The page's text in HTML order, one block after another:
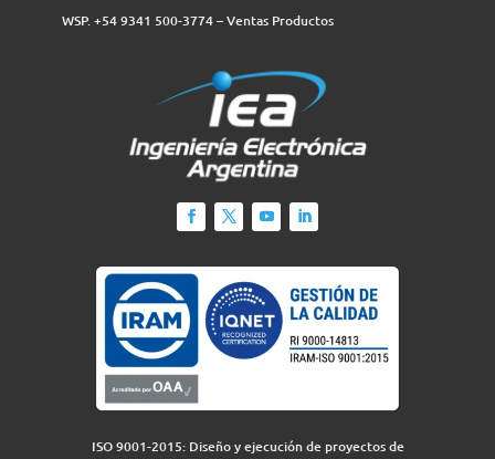
WSP. +54 9341 500-3774‬ – Ventas Productos
ISO 9001-2015: Diseño y ejecución de proyectos de